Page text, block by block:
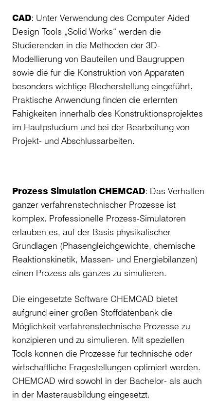
CAD: Unter Verwendung des Computer Aided
Design Tools „Solid Works“ werden die
Studierenden in die Methoden der 3D-
Modellierung von Bauteilen und Baugruppen
sowie die für die Konstruktion von Apparaten
besonders wichtige Blecherstellung eingeführt.
Praktische Anwendung finden die erlern­ten
Fähigkeiten innerhalb des Konstruktionsprojektes
im Hautpstudium und bei der Bearbeitung von
Projekt- und Abschlussarbeiten.
Prozess Simulation CHEMCAD: Das Verhalten
ganzer verfahrenstechnischer Prozesse ist
komplex. Professionelle Prozess-Simulatoren
erlauben es, auf der Basis physikalischer
Grundlagen (Phasengleichgewichte, chemische
Reaktionskinetik, Massen- und Energiebilanzen)
einen Prozess als ganzes zu simulieren.
Die eingesetzte Software CHEMCAD bietet
aufgrund einer großen Stoffdatenbank die
Möglichkeit verfahrenstechnische Prozesse zu
konzipieren und zu simulieren. Mit speziellen
Tools können die Prozesse für technische oder
wirtschaftliche Fragestellungen optimiert werden.
CHEMCAD wird sowohl in der Bachelor- als auch
in der Masterausbildung eingesetzt.